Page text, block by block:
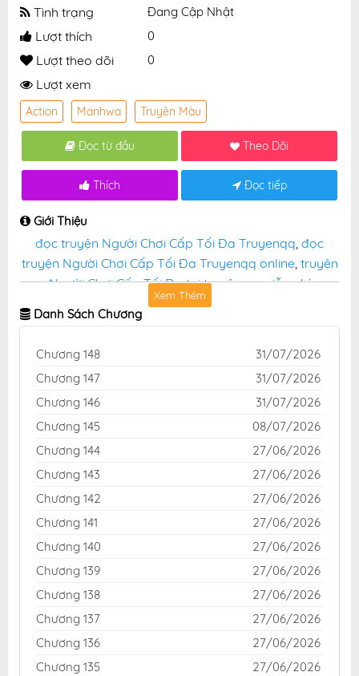
Tình trạng Đang Cập Nhật
Lượt thích 0
Lượt theo dõi 0
Lượt xem
Action Manhwa Truyện Màu
Đọc từ đầu Theo Dõi
Thích Đọc tiếp
Giới Thiệu
đọc truyện Người Chơi Cấp Tối Đa Truyenqq, đọc
truyện Người Chơi Cấp Tối Đa Truyenqq online,truyện
Người Chơi Cấp Tối Đa tại truyệnqq miễn phí
Xem Thêm
Danh Sách Chương
Chương 148
31/07/2026
Chương 147
31/07/2026
Chương 146
31/07/2026
Chương 145
08/07/2026
Chương 144
27/06/2026
Chương 143
27/06/2026
Chương 142
27/06/2026
Chương 141
27/06/2026
Chương 140
27/06/2026
Chương 139
27/06/2026
Chương 138
27/06/2026
Chương 137
27/06/2026
Chương 136
27/06/2026
Chương 135
27/06/2026